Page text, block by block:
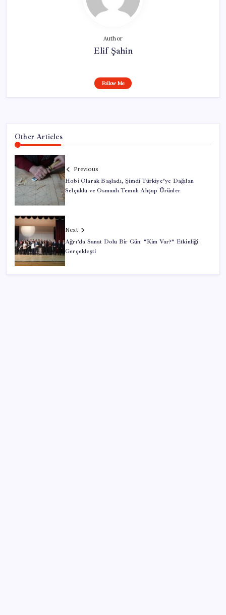
Author
Elif Şahin
Follow Me
Other Articles
Previous
Hobi Olarak Başladı, Şimdi Türkiye’ye Dağılan
Selçuklu ve Osmanlı Temalı Ahşap Ürünler
Next
Ağrı’da Sanat Dolu Bir Gün: “Kim Var?” Etkinliği
Gerçekleşti